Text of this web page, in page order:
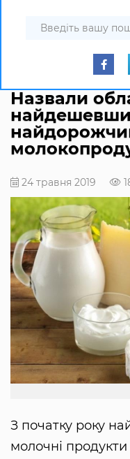
Назвали
24 травня 2019
З початку року
молочні